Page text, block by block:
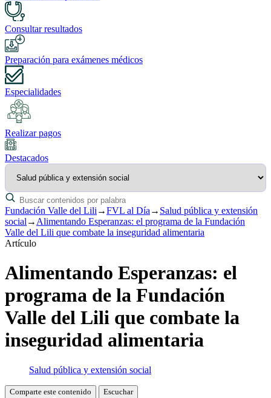
Consultar resultados
Preparación para exámenes médicos
Especialidades
Realizar pagos
Destacados
Fundación Valle del Lili →FVL al Día → Salud pública y extensión
social → Alimentando Esperanzas: el programa de la Fundación
Valle del Lili que combate la inseguridad alimentaria
Artículo
Alimentando Esperanzas: el
programa de la Fundación
Valle del Lili que combate la
inseguridad alimentaria
Salud pública y extensión social
Comparte este contenido Escuchar